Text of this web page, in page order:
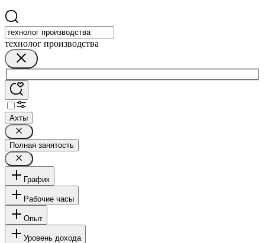
технолог производства
Ахты
Полная занятость
График
Рабочие часы
Опыт
Уровень дохода